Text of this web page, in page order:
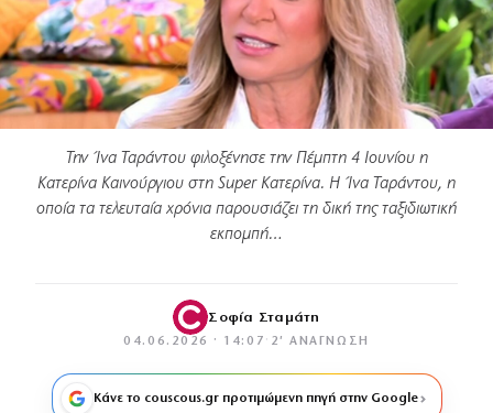
Την Ίνα Ταράντου φιλοξένησε την Πέμπτη 4 Ιουνίου η
Κατερίνα Καινούργιου στη Super Κατερίνα. Η Ίνα Ταράντου, η
οποία τα τελευταία χρόνια παρουσιάζει τη δική της ταξιδιωτική
εκπομπή…
Σοφία Σταμάτη
04.06.2026 · 14:07 · 2′ ΑΝΆΓΝΩΣΗ
Κάνε το couscous.gr προτιμώμενη πηγή στην Google